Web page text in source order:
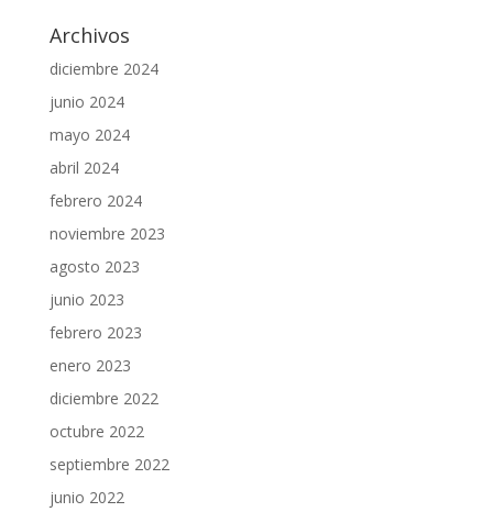
Archivos
diciembre 2024
junio 2024
mayo 2024
abril 2024
febrero 2024
noviembre 2023
agosto 2023
junio 2023
febrero 2023
enero 2023
diciembre 2022
octubre 2022
septiembre 2022
junio 2022